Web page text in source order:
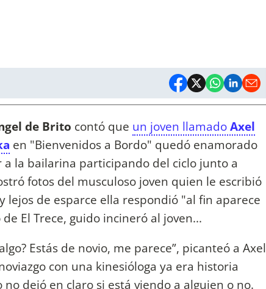
de Brito contó que un joven llamadoAxel
en "Bienvenidos a Bordo" quedó enamorado
a la bailarina participando del ciclo junto a
fotos del musculoso joven quien le escribió
de esparce ella respondió "al fin aparece
El Trece, guido incineró al joven...
Estás de novio, me parece”, picanteó a Axel
con una kinesióloga ya era historia
no dejó en claro si está viendo a alguien o no.